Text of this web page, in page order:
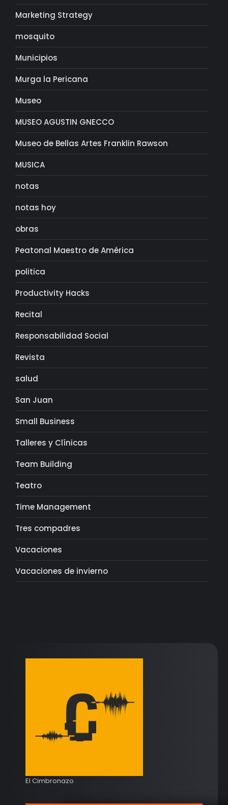
Marketing Strategy
mosquito
Municipios
Murga la Pericana
Museo
MUSEO AGUSTIN GNECCO
Museo de Bellas Artes Franklin Rawson
MUSICA
notas
notas hoy
obras
Peatonal Maestro de América
politica
Productivity Hacks
Recital
Responsabilidad Social
Revista
salud
San Juan
Small Business
Talleres y Clínicas
Team Building
Teatro
Time Management
Tres compadres
Vacaciones
Vacaciones de invierno
El Cimbronazo